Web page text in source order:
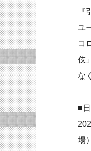
ユ
コ
伎
な
■
場